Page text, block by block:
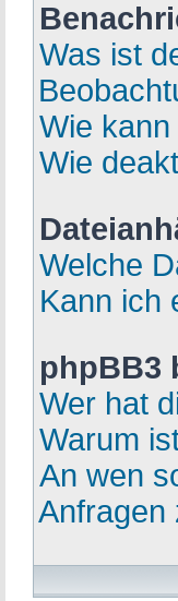
Was ist
Wie
Wie
Welche
Kann ich
phpBB3
Wer hat
Warum
An wen
Anfragen